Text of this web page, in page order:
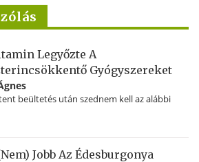
Legyőzte A
Gyógyszereket
beültetés után szednem kell az alábbi
Jobb Az Édesburgonya